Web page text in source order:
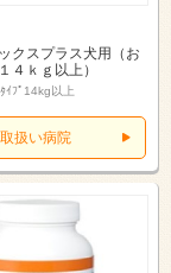
クスプラス犬用（お
４ｋｇ以上）
ﾌﾟ14kg以上
取扱い病院